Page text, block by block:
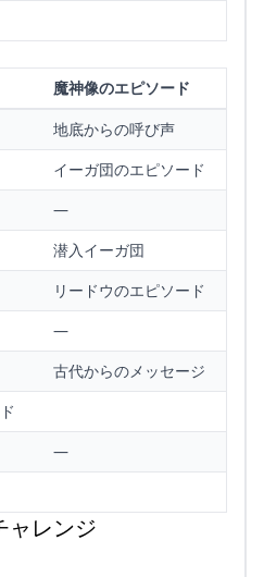
魔神像のエピソード
地底からの呼び声
イーガ団のエピソード
—
潜入イーガ団
リードウのエピソード
—
古代からのメッセージ
—
ャレンジ